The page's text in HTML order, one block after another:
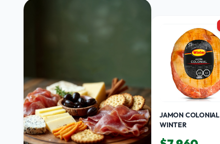
JAMON COLONIAL
WINTER